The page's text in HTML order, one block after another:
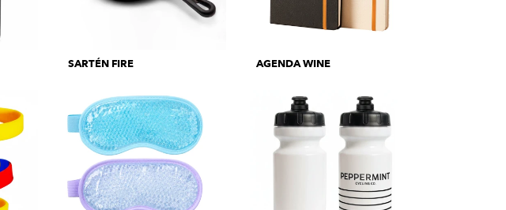
SARTÉN FIRE AGENDA WINE